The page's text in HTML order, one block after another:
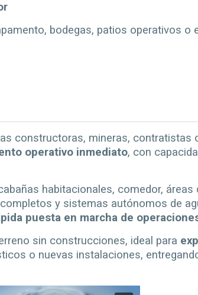
bodegas, patios operativos o
constructoras, mineras, contratistas
operativo inmediato, con
habitacionales, comedor, áreas
y sistemas autónomos de
puesta en marcha de
sin construcciones, ideal para
o nuevas instalaciones,